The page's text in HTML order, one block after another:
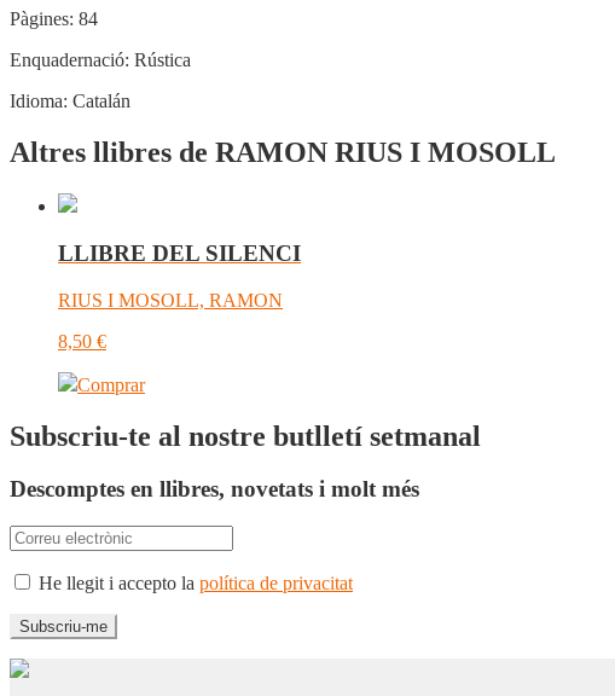
Pàgines: 84
Enquadernació: Rústica
Idioma: Catalán
Altres llibres de RAMON RIUS I MOSOLL
LLIBRE DEL SILENCI
RIUS I MOSOLL, RAMON
8,50 €
Comprar
Subscriu-te al nostre butlletí setmanal
Descomptes en llibres, novetats i molt més
He llegit i accepto la política de privacitat